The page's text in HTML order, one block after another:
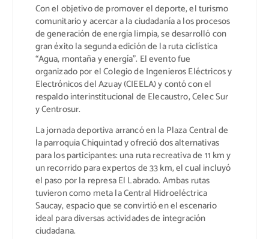
Con el objetivo de promover el deporte, el turismo
comunitario y acercar a la ciudadanía a los procesos
de generación de energía limpia, se desarrolló con
gran éxito la segunda edición de la ruta ciclística
“Agua, montaña y energía”. El evento fue
organizado por el Colegio de Ingenieros Eléctricos y
Electrónicos del Azuay (CIEELA) y contó con el
respaldo interinstitucional de Elecaustro, Celec Sur
y Centrosur.
La jornada deportiva arrancó en la Plaza Central de
la parroquia Chiquintad y ofreció dos alternativas
para los participantes: una ruta recreativa de 11 km y
un recorrido para expertos de 33 km, el cual incluyó
el paso por la represa El Labrado. Ambas rutas
tuvieron como meta la Central Hidroeléctrica
Saucay, espacio que se convirtió en el escenario
ideal para diversas actividades de integración
ciudadana.